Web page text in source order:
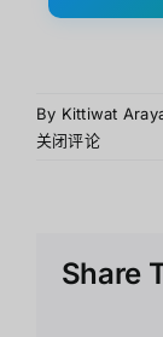
By Kittiwat
关闭评论
Share